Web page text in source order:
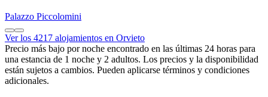
Palazzo Piccolomini
Ver los 4217 alojamientos en Orvieto
Precio más bajo por noche encontrado en las últimas 24 horas para
una estancia de 1 noche y 2 adultos. Los precios y la disponibilidad
están sujetos a cambios. Pueden aplicarse términos y condiciones
adicionales.